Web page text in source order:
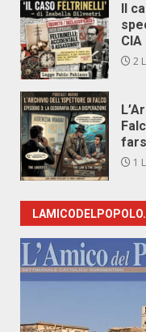
Il
CIA
2
1